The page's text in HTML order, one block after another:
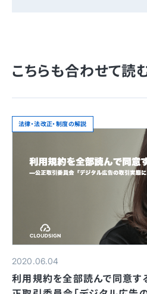
こちらも合わせて読
法律・法改正・制度の解説
2020.06.04
利用規約を全部読んで同意